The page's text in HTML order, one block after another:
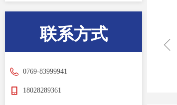
联系方式
0769-83999941
18028289361
ꁆ